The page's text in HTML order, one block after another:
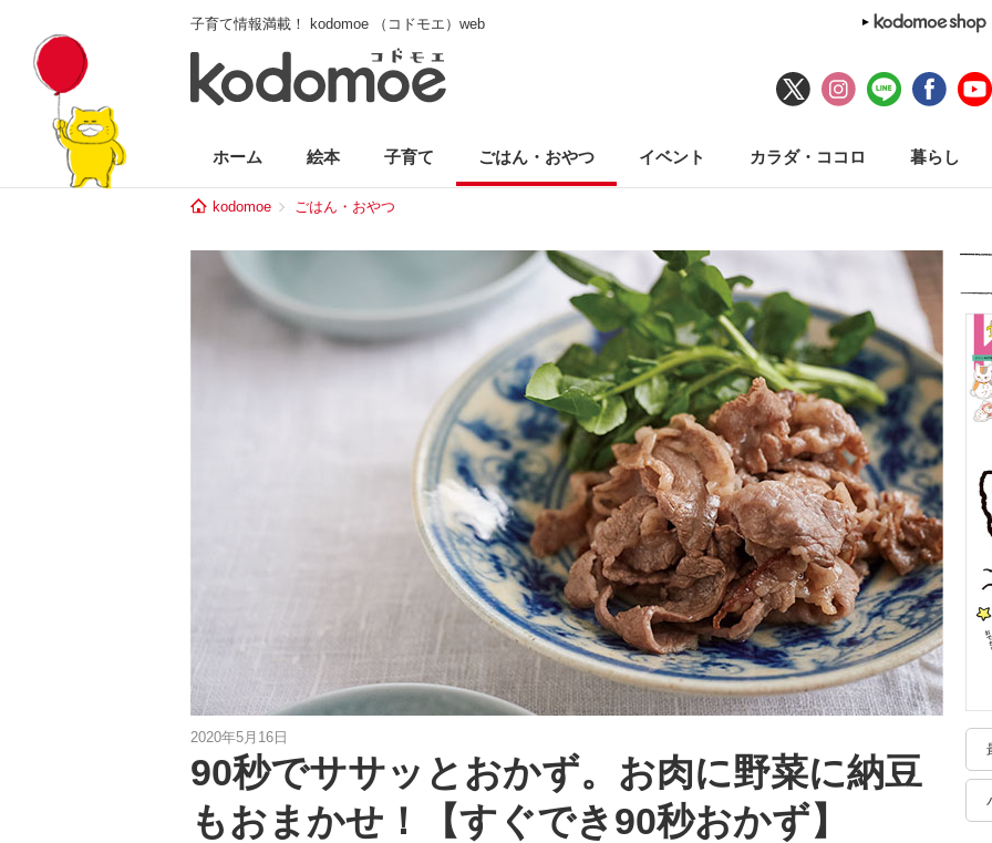
子育て情報満載！ kodomoe （コドモエ）web
ホーム 絵本 子育て ごはん・おやつ イベント カラダ・ココロ 暮らし
kodomoe ごはん・おやつ
2020年5月16日
90秒でササッとおかず。お肉に野菜に納豆
もおまかせ！【すぐでき90秒おかず】